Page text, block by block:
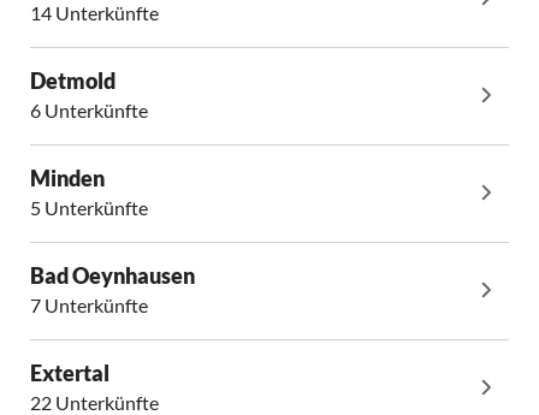
14 Unterkünfte
Detmold
6 Unterkünfte
Minden
5 Unterkünfte
Bad Oeynhausen
7 Unterkünfte
Extertal
22 Unterkünfte